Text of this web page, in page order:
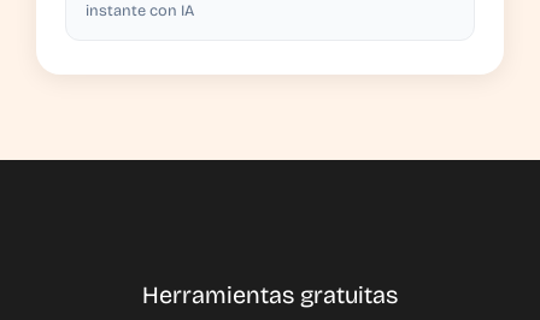
instante con IA
Herramientas gratuitas